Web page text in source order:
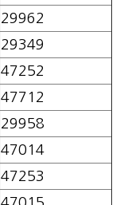
29962
29349
47252
47712
29958
47014
47253